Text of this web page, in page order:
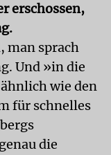
erschossen,
man sprach
Und »in die
wie den
für schnelles
die